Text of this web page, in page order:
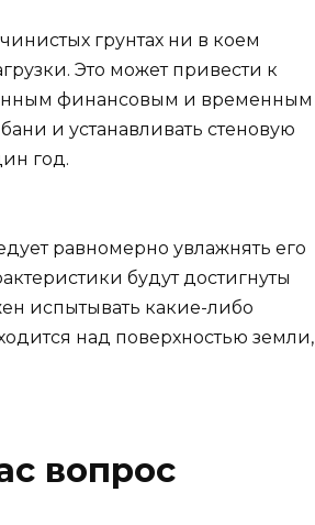
грунтах ни в коем
Это может привести к
финансовым и временным
и устанавливать стеновую
год.
равномерно увлажнять его
будут достигнуты
испытывать какие-либо
над поверхностью земли,
вопрос